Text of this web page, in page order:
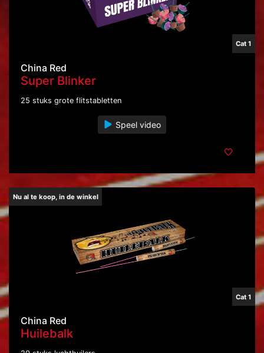
Cat 1
China Red
Super Blinker
25 stuks grote flitstabletten
Speel video
Nu al te koop, in de winkel
Cat 1
China Red
Huilebalk